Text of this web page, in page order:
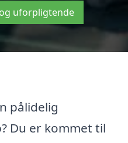
uforpligtende
pålidelig
Du er kommet til